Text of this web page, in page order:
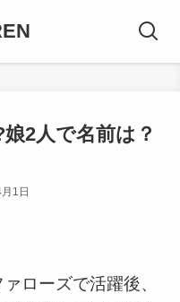
2人で名前は？
1日
ローズで活躍後、